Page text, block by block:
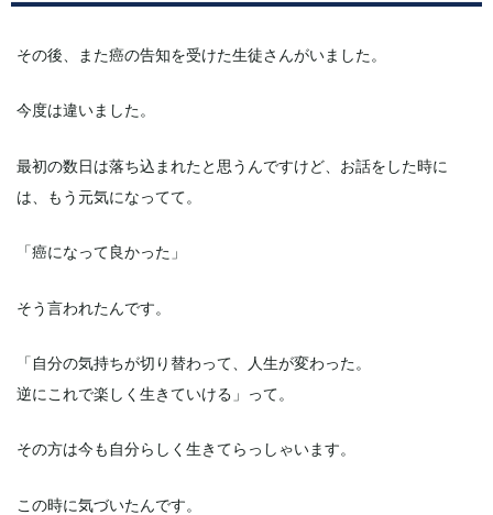
その後、また癌の告知を受けた生徒さんがいました。
今度は違いました。
最初の数日は落ち込まれたと思うんですけど、お話をした時に
は、もう元気になってて。
「癌になって良かった」
そう言われたんです。
「自分の気持ちが切り替わって、人生が変わった。
逆にこれで楽しく生きていける」って。
その方は今も自分らしく生きてらっしゃいます。
この時に気づいたんです。